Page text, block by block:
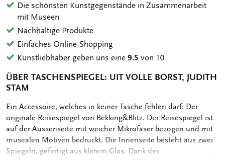
Die schönsten Kunstgegenstände in Zusammenarbeit
mit Museen
Nachhaltige Produkte
Einfaches Online-Shopping
Kunstliebhaber geben uns eine9.5 von 10
ÜBER TASCHENSPIEGEL: UIT VOLLE BORST, JUDITH
STAM
OMSCHRIJVING
Ein Accessoire, welches in keiner Tasche fehlen darf: Der
originale Reisespiegel von Bekking&Blitz. Der Reisespiegel ist
auf der Aussenseite mit weicher Mikrofaser bezogen und mit
musealen Motiven bedruckt. Die Innenseite besteht aus zwei
Spiegeln, gefertigt aus klarem Glas. Dank des